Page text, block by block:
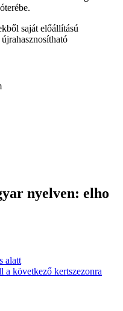
saját előállítású
nyelven: elho
alatt
a következő kertszezonra